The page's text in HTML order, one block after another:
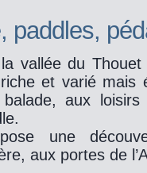
paddles,
vallée du
et varié mais
aux
une
aux portes de